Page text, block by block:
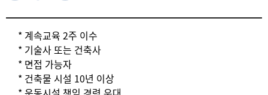
상세요강
* 계속교육 2주 이수
* 기술사 또는 건축사
* 면접 가능자
* 건축물 시설 10년 이상